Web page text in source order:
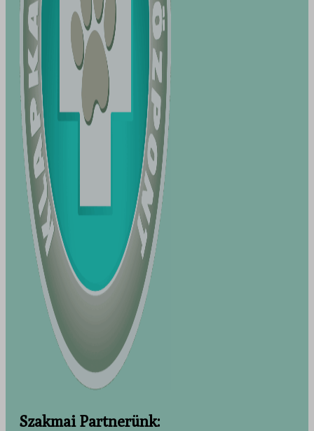
Szakmai Partnerünk: